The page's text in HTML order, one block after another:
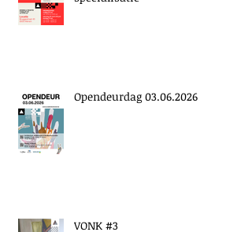
Opendeurdag 03.06.2026
VONK #3